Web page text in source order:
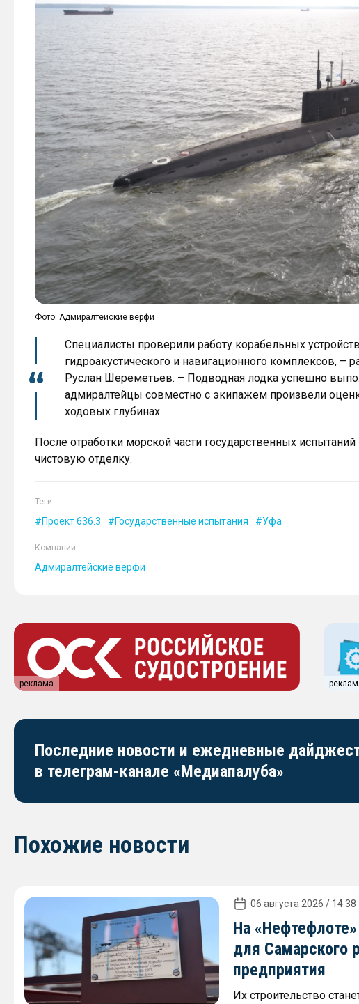
Фото: Адмиралтейские верфи
Специалисты проверили работу корабельных
гидроакустического и навигационного комплексов, –
Руслан Шереметьев. – Подводная лодка успешно
адмиралтейцы совместно с экипажем произвели
ходовых глубинах.
После отработки морской части государственных
чистовую отделку.
Теги
Проект 636.3 Государственные испытания Уфа
Компании
Адмиралтейские верфи
реклама
Последние новости и ежедневные
в телеграм-канале «Медиапалуба»
Похожие новости
06 августа 2026 / 14:38
На
для Самарского
предприятия
Их строительство